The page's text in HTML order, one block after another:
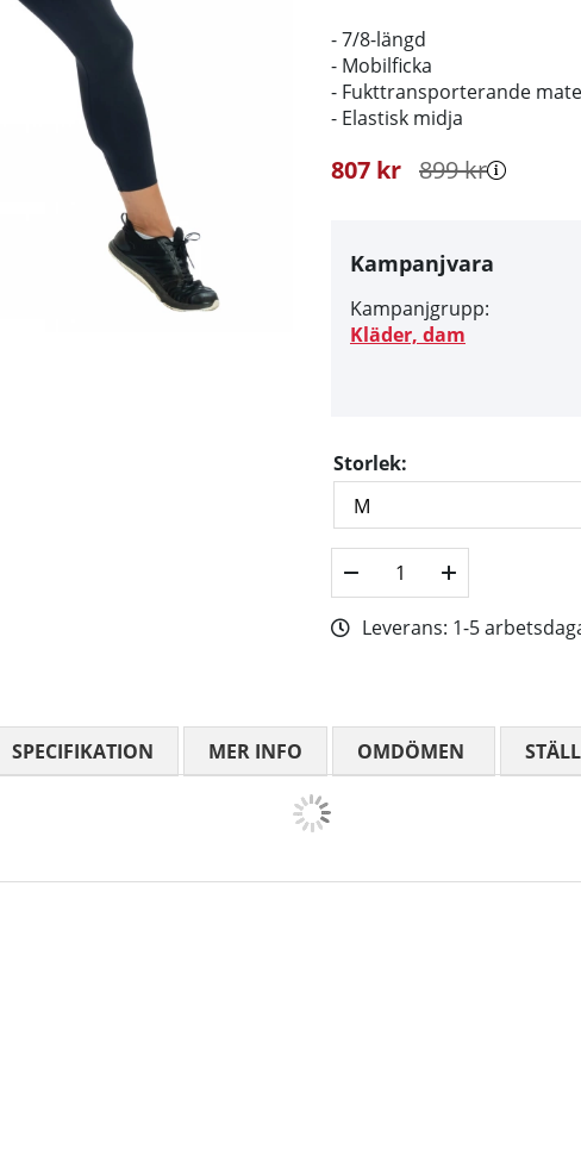
- 7/8-längd
- Mobilficka
- Fukttransporterande
- Elastisk midja
899kr
807 kr
Kampanjvara
Kampanjgrupp:
Kläder, dam
Storlek:
Leverans: 1-5
SPECIFIKATION MER INFO OMDÖMEN